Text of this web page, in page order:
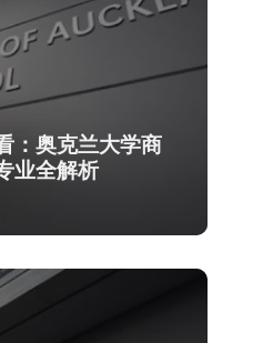
：奥克兰大学商
业全解析